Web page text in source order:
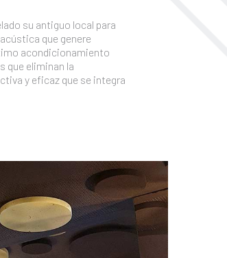
su antiguo local para
que genere
acondicionamiento
que eliminan la
y eficaz que se integra